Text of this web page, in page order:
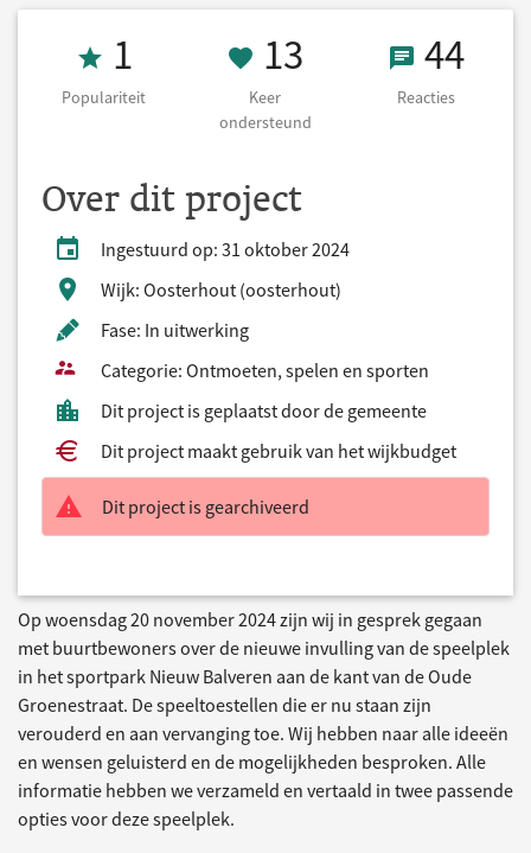
Populariteit 1
1
Populariteit
13 Keer
13
Keer
ondersteund
4444
Reacties
Over dit project
Ingestuurd op: 31 oktober 2024
Wijk: Oosterhout (oosterhout)
Fase: In uitwerking
Categorie: Ontmoeten, spelen en sporten
Dit project is geplaatst door de gemeente
Dit project maakt gebruik van het wijkbudget
Dit project is gearchiveerd
Op woensdag 20 november 2024 zijn wij in gesprek gegaan
met buurtbewoners over de nieuwe invulling van de speelplek
in het sportpark Nieuw Balveren aan de kant van de Oude
Groenestraat. De speeltoestellen die er nu staan zijn
verouderd en aan vervanging toe. Wij hebben naar alle ideeën
en wensen geluisterd en de mogelijkheden besproken. Alle
informatie hebben we verzameld en vertaald in twee passende
opties voor deze speelplek.